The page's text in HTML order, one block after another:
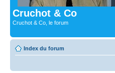
Cruchot & Co
Cruchot & Co, le forum
Index du forum